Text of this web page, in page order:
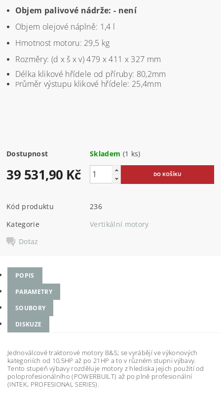
Objem palivové nádrže: - není
Objem olejové náplně: 1,4 l
Hmotnost motoru: 29,5 kg
Rozměry: (d x š x v) 479 x 411 x 327 mm
Délka klikové hřídele od příruby: 80,2mm
Průměr výstupu klikové hřídele: 25,4mm
Dostupnost Skladem (1 ks)
39 531,90 Kč
Kód produktu
236
Kategorie
Vertikální motory
Dotaz
POPIS
PARAMETRY
SOUBORY
DISKUZE
Jednoválcové traktorové motory B&S; se vyrábějí ve výkonových
kategoriích od 10,5HP až po 21HP a to v různém stupni výbavy.
Tento stupeň výbavy rozděluje motory z hlediska jejich použití od
poloprofesionálního (POWERBUILT) až po plně profesionální
(INTEK, PROFESIONAL SERIES).